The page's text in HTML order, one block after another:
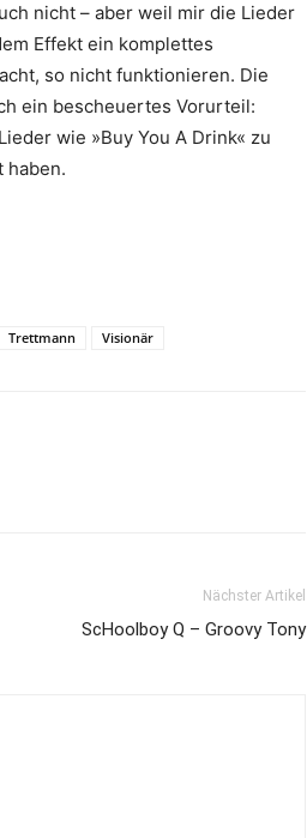
nicht – aber weil mir die Lieder
Effekt ein komplettes
so nicht funktionieren. Die
ein bescheuertes Vorurteil:
wie »Buy You A Drink« zu
haben.
Trettmann Visionär
Nächster Artikel
ScHoolboy Q – Groovy Tony